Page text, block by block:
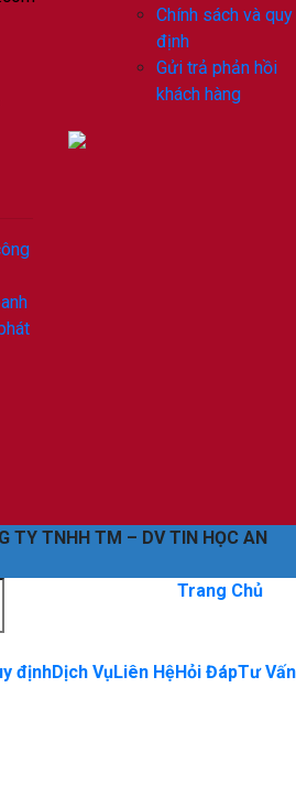
Chính sách và quy
định
Gửi trả phản hồi
khách hàng
TY TNHH TM – DV TIN HỌC AN
Trang Chủ
địnhDịch VụLiên HệHỏi ĐápTư Vấn